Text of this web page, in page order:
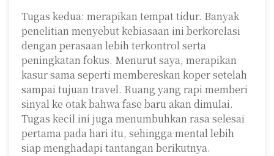
Tugas kedua: merapikan tempat tidur. Banyak
penelitian menyebut kebiasaan ini berkorelasi
dengan perasaan lebih terkontrol serta
peningkatan fokus. Menurut saya, merapikan
kasur sama seperti membereskan koper setelah
sampai tujuan travel. Ruang yang rapi memberi
sinyal ke otak bahwa fase baru akan dimulai.
Tugas kecil ini juga menumbuhkan rasa selesai
pertama pada hari itu, sehingga mental lebih
siap menghadapi tantangan berikutnya.